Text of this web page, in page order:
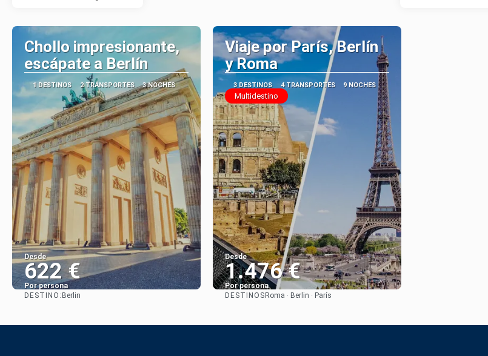
Chollo impresionante,
escápate a Berlín
1 DESTINOS 2 TRANSPORTES 3 NOCHES
Desde
622 €
Por persona
DESTINO: Berlin
Viaje por París, Berlín
y Roma
3 DESTINOS 4 TRANSPORTES 9 NOCHES
Multidestino
Desde
1.476 €
Por persona
DESTINOS Roma · Berlin · París